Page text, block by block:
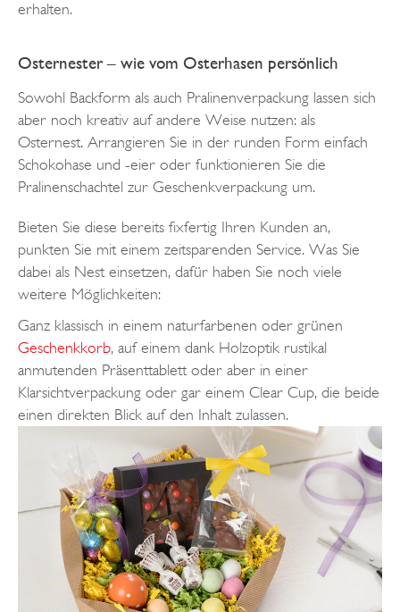
erhalten.
Osternester – wie vom Osterhasen persönlich
Sowohl Backform als auch Pralinenverpackung lassen sich
aber noch kreativ auf andere Weise nutzen: als
Osternest. Arrangieren Sie in der runden Form einfach
Schokohase und -eier oder funktionieren Sie die
Pralinenschachtel zur Geschenkverpackung um.
Bieten Sie diese bereits fixfertig Ihren Kunden an,
punkten Sie mit einem zeitsparenden Service. Was Sie
dabei als Nest einsetzen, dafür haben Sie noch viele
weitere Möglichkeiten:
Ganz klassisch in einem naturfarbenen oder grünen
Geschenkkorb, auf einem dank Holzoptik rustikal
anmutenden Präsenttablett oder aber in einer
Klarsichtverpackung oder gar einem Clear Cup, die beide
einen direkten Blick auf den Inhalt zulassen.